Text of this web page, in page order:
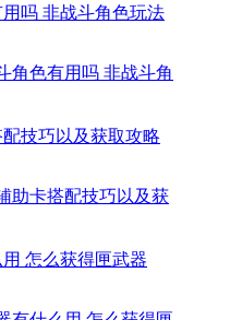
吗 非战斗角色玩法
技巧以及获取攻略
怎么获得匣武器